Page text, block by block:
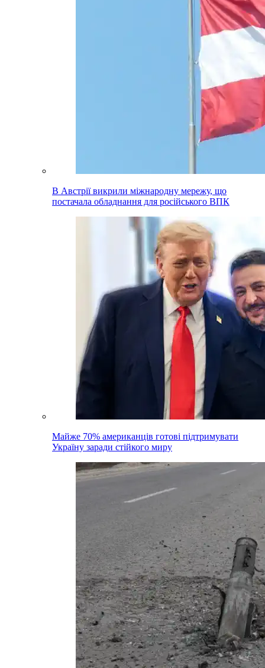
В Австрії викрили міжнародну мережу, що
постачала обладнання для російського ВПК
Майже 70% американців готові підтримувати
Україну заради стійкого миру